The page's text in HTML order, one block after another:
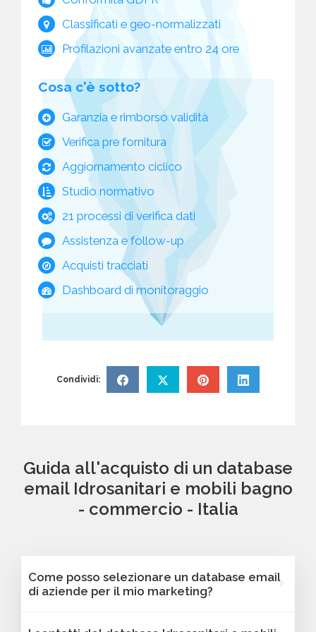
Classificati e geo-normalizzati
Profilazioni avanzate entro 24 ore
Cosa c'è sotto?
Garanzia e rimborso validità
Verifica pre fornitura
Aggiornamento ciclico
Studio normativo
21 processi di verifica dati
Assistenza e follow-up
Acquisti tracciati
Dashboard di monitoraggio
Condividi:
Guida all'acquisto di un database
email Idrosanitari e mobili bagno
- commercio - Italia
Come posso selezionare un database email
di aziende per il mio marketing?